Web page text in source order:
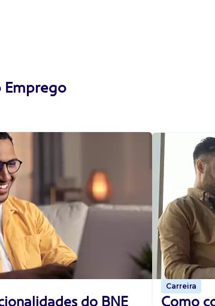
Emprego
do BNE
Carreira
Como